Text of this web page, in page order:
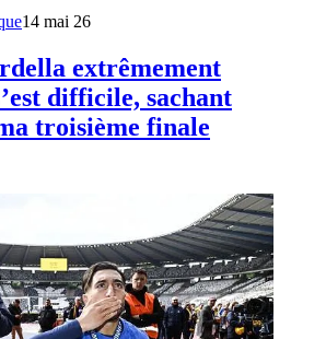
14 mai 26
extrêmement
difficile, sachant
troisième finale